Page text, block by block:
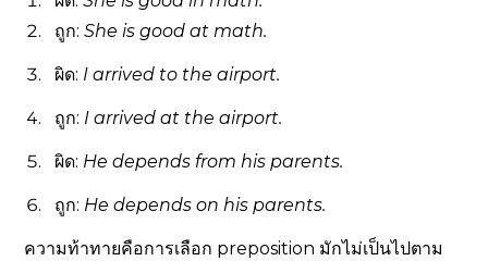
ถูก:She is goodat math.
ผิด: I arrived to the airport.
ถูก: I arrivedat the airport.
ผิด: He depends from his parents.
ถูก: He dependson his parents.
ความท้าทายคือการเลือก preposition มักไม่เป็นไปตาม